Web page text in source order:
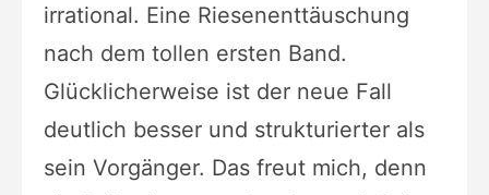
irrational. Eine Riesenenttäuschung
nach dem tollen ersten Band.
Glücklicherweise ist der neue Fall
deutlich besser und strukturierter als
sein Vorgänger. Das freut mich, denn